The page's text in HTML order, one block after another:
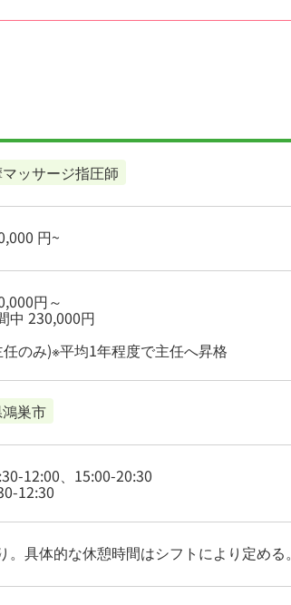
ッサージ指圧師
円~
円～
中 230,000円
のみ)※平均1年程度で主任へ昇格
巣市
12:00、15:00-20:30
12:30
。具体的な休憩時間はシフトにより定める。